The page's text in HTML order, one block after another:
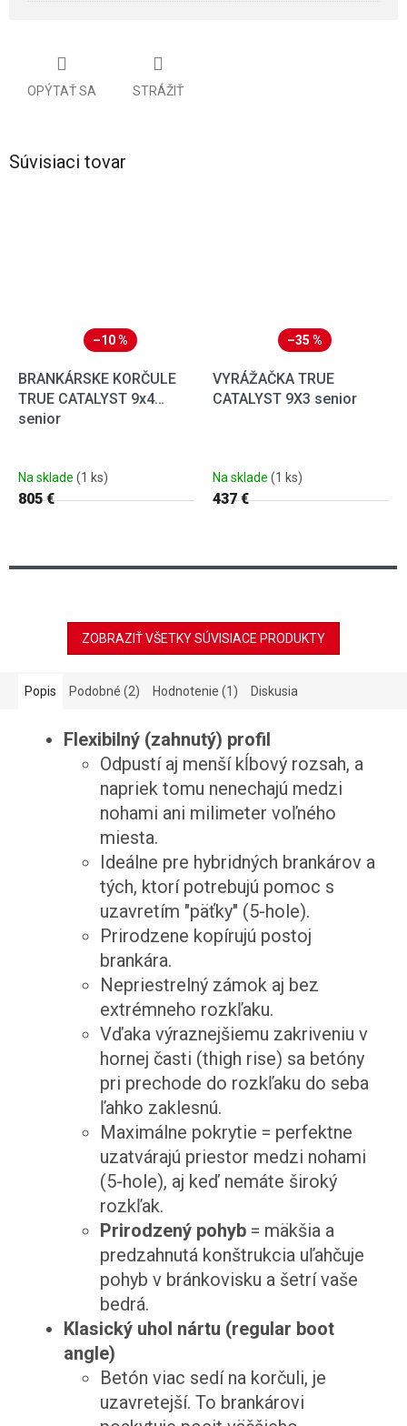
OPÝTAŤ SA STRÁŽIŤ
Súvisiaci tovar
–10 %
BRANKÁRSKE KORČULE
TRUE CATALYST 9x4
senior
Na sklade (1 ks)
805 €
–35 %
VYRÁŽAČKA TRUE
CATALYST 9X3 senior
Na sklade (1 ks)
437 €
ZOBRAZIŤ VŠETKY SÚVISIACE PRODUKTY
Popis Podobné (2) Hodnotenie (1) Diskusia
Flexibilný (zahnutý) profil
Odpustí aj menší kĺbový rozsah, a
napriek tomu nenechajú medzi
nohami ani milimeter voľného
miesta.
Ideálne pre hybridných brankárov a
tých, ktorí potrebujú pomoc s
uzavretím "päťky" (5-hole).
Prirodzene kopírujú postoj
brankára.
Nepriestrelný zámok aj bez
extrémneho rozkľaku.
Vďaka výraznejšiemu zakriveniu v
hornej časti (thigh rise) sa betóny
pri prechode do rozkľaku do seba
ľahko zaklesnú.
Maximálne pokrytie = perfektne
uzatvárajú priestor medzi nohami
(5-hole), aj keď nemáte široký
rozkľak.
Prirodzený pohyb = mäkšia a
predzahnutá konštrukcia uľahčuje
pohyb v bránkovisku a šetrí vaše
bedrá.
Klasický uhol nártu (regular boot
angle)
Betón viac sedí na korčuli, je
uzavretejší. To brankárovi